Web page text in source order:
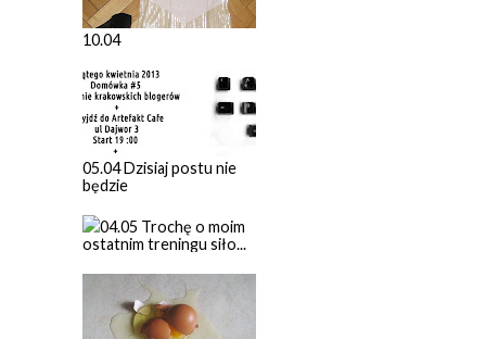
10.04
05.04 Dzisiaj postu nie
będzie
04.05 Trochę o moim
ostatnim treningu siło...